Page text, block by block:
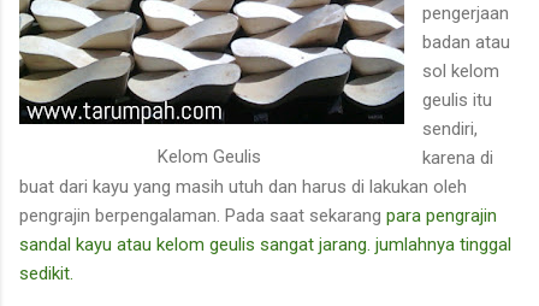
Kelom Geulis
pengerjaan
badan atau
sol kelom
geulis itu
sendiri,
karena di
buat dari kayu yang masih utuh dan harus di lakukan oleh
pengrajin berpengalaman. Pada saat sekarang para pengrajin
sandal kayu atau kelom geulis sangat jarang . jumlahnya tinggal
sedikit.